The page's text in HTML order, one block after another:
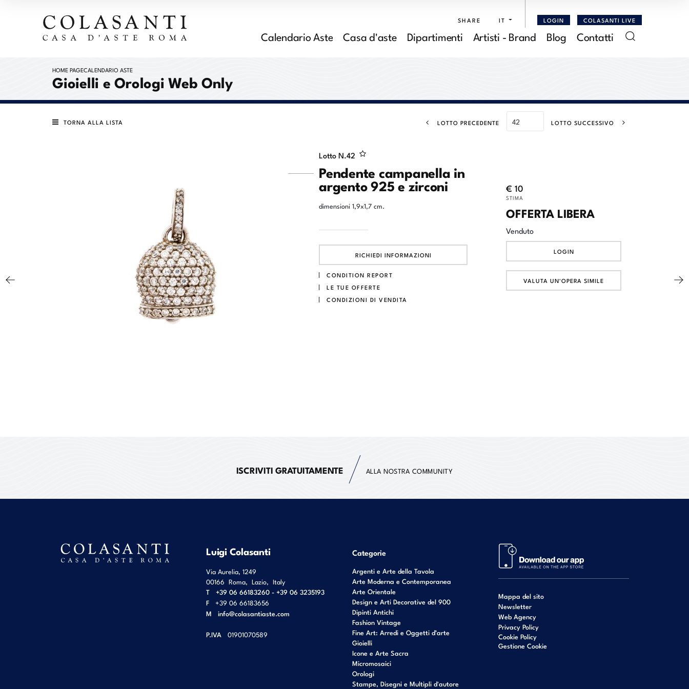
SHARE IT LOGIN COLASANTI LIVE
Calendario Aste Casa d'aste Dipartimenti Artisti - Brand Blog Contatti
HOME PAGECALENDARIO ASTE
Gioielli e Orologi Web Only
TORNA ALLA LISTA LOTTO PRECEDENTE LOTTO SUCCESSIVO
Lotto N.42
Pendente campanella in
argento 925 e zirconi
dimensioni 1,9x1,7 cm.
RICHIEDI INFORMAZIONI
CONDITION REPORT
LE TUE OFFERTE
CONDIZIONI DI VENDITA
€ 10
STIMA
OFFERTA LIBERA
Venduto
LOGIN
VALUTA UN'OPERA SIMILE
ISCRIVITI GRATUITAMENTE ALLA NOSTRA COMMUNITY
Luigi Colasanti
Via Aurelia, 1249
00166 Roma, Lazio, Italy
T
+39 06 66183260 - +39 06 3235193
F
+39 06 66183656
M info@colasantiaste.com
P.IVA 01901070589
Categorie
Argenti e Arte della Tavola
Arte Moderna e Contemporanea
Arte Orientale
Design e Arti Decorative del 900
Dipinti Antichi
Fashion Vintage
Fine Art: Arredi e Oggetti d’arte
Gioielli
Icone e Arte Sacra
Micromosaici
Orologi
Stampe, Disegni e Multipli d'autore
Mappa del sito
Newsletter
Web Agency
Privacy Policy
Cookie Policy
Gestione Cookie